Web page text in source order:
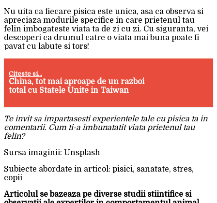
Nu uita ca fiecare pisica este unica, asa ca observa si
apreciaza modurile specifice in care prietenul tau
felin imbogateste viata ta de zi cu zi. Cu siguranta, vei
descoperi ca drumul catre o viata mai buna poate fi
pavat cu labute si tors!
Citeste si...
China, tot mai aproape de un razboi
total cu Statele Unite in Taiwan
Te invit sa impartasesti experientele tale cu pisica ta in
comentarii. Cum ti-a imbunatatit viata prietenul tau
felin?
Sursa imaginii: Unsplash
Subiecte abordate in articol: pisici, sanatate, stres,
copii
Articolul se bazeaza pe diverse studii stiintifice si